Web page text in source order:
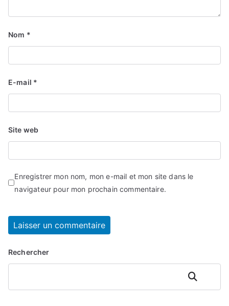
Nom *
E-mail *
Site web
Enregistrer mon nom, mon e-mail et mon site dans le
navigateur pour mon prochain commentaire.
Rechercher
Rechercher